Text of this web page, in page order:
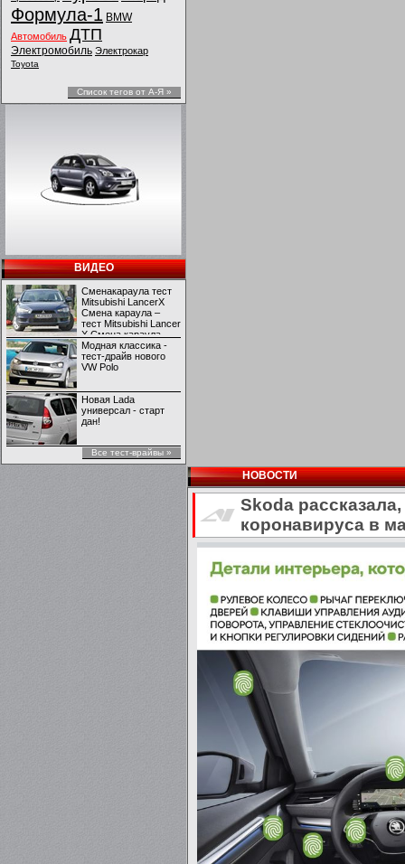
Формула-1 BMW
Автомобиль ДТП
Электромобиль Электрокар
Toyota
Список тегов от А-Я »
ВИДЕО
Сменакараула тест
Mitsubishi LancerX
Смена караула –
тест Mitsubishi Lancer
X Смена караула –
тест Mitsubishi Lancer
X
Модная классика -
тест-драйв нового
VW Polo
Новая Lada
универсал - старт
дан!
Все тест-врайвы »
НОВОСТИ
Skoda
коронавируса в